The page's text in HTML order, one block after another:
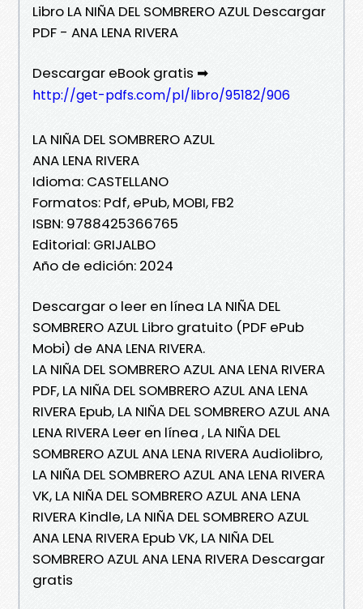
Libro LA NIÑA DEL SOMBRERO AZUL Descargar
PDF - ANA LENA RIVERA
Descargar eBook gratis ➡
http://get-pdfs.com/pl/libro/95182/906
LA NIÑA DEL SOMBRERO AZUL
ANA LENA RIVERA
Idioma: CASTELLANO
Formatos: Pdf, ePub, MOBI, FB2
ISBN: 9788425366765
Editorial: GRIJALBO
Año de edición: 2024
Descargar o leer en línea LA NIÑA DEL
SOMBRERO AZUL Libro gratuito (PDF ePub
Mobi) de ANA LENA RIVERA.
LA NIÑA DEL SOMBRERO AZUL ANA LENA RIVERA
PDF, LA NIÑA DEL SOMBRERO AZUL ANA LENA
RIVERA Epub, LA NIÑA DEL SOMBRERO AZUL ANA
LENA RIVERA Leer en línea , LA NIÑA DEL
SOMBRERO AZUL ANA LENA RIVERA Audiolibro,
LA NIÑA DEL SOMBRERO AZUL ANA LENA RIVERA
VK, LA NIÑA DEL SOMBRERO AZUL ANA LENA
RIVERA Kindle, LA NIÑA DEL SOMBRERO AZUL
ANA LENA RIVERA Epub VK, LA NIÑA DEL
SOMBRERO AZUL ANA LENA RIVERA Descargar
gratis